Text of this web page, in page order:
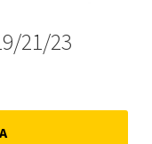
21/23